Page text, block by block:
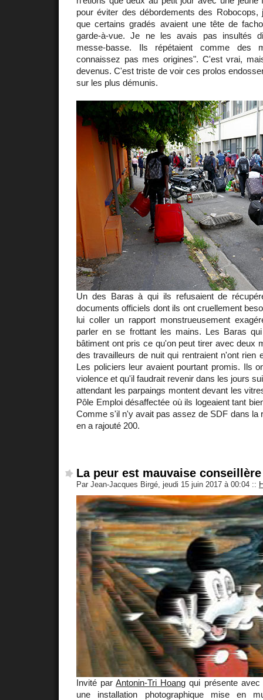
pour éviter des débordements des Robocops,
que certains gradés avaient une tête de
garde-à-vue. Je ne les avais pas insultés
messe-basse. Ils répétaient comme des
connaissez pas mes origines". C'est vrai,
devenus. C'est triste de voir ces prolos
sur les plus démunis.
Un des Baras à qui ils refusaient de
documents officiels dont ils ont cruellement
lui coller un rapport monstrueusement
parler en se frottant les mains. Les Baras
bâtiment ont pris ce qu'on peut tirer avec deux
des travailleurs de nuit qui rentraient n'ont rien
Les policiers leur avaient pourtant promis. Ils
violence et qu'il faudrait revenir dans les jours
attendant les parpaings montent devant les
Pôle Emploi désaffectée où ils logeaient tant
Comme s'il n'y avait pas assez de SDF dans la
en a rajouté 200.
La peur est mauvaise conseillère
Par Jean-Jacques Birgé, jeudi 15 juin 2017 à 00:04 ::
Invité parAntonin-Tri Hoang qui présente
une installation photographique mise en